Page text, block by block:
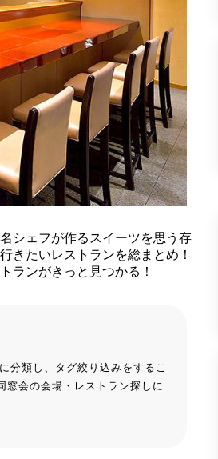
シェフが作るスイーツを思う存
きたいレストランを総まとめ！
ランがきっと見つかる！
分類し、タグ絞り込みをするこ
窓会の会場・レストラン探しに